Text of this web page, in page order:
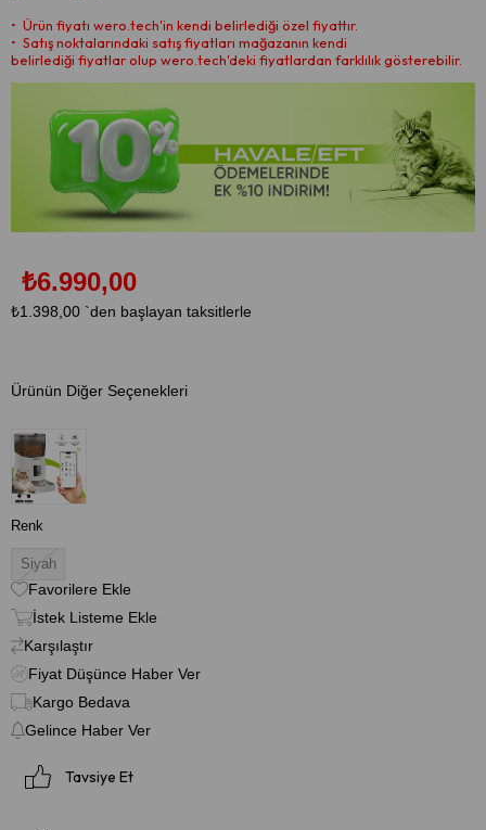
•⁠ ⁠Ürün fiyatı wero.tech'in kendi belirlediği özel fiyattır.
•⁠ ⁠Satış noktalarındaki satış fiyatları mağazanın kendi
belirlediği fiyatlar olup wero.tech'deki fiyatlardan farklılık gösterebilir.
₺6.990,00
₺1.398,00 `den başlayan taksitlerle
Ürünün Diğer Seçenekleri
Renk
Siyah
Favorilere Ekle
İstek Listeme Ekle
Karşılaştır
Fiyat Düşünce Haber Ver
Kargo Bedava
Gelince Haber Ver
Tavsiye Et